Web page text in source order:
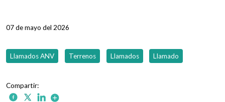
07 de mayo del 2026
Llamados ANV Terrenos Llamados Llamado